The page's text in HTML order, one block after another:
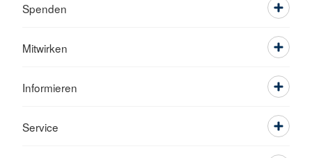
Spenden
Mitwirken
Informieren
Service